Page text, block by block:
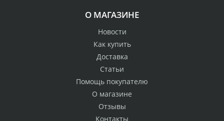
О МАГАЗИНЕ
Новости
Как купить
Доставка
Статьи
Помощь покупателю
О магазине
Отзывы
Контакты